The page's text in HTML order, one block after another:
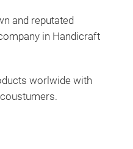
and reputated
in Handicraft
worlwide with